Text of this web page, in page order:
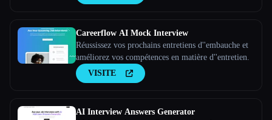
Careerflow AI Mock Interview
Réussissez vos prochains entretiens d''embauche et
améliorez vos compétences en matière d''entretien.
VISITE
AI Interview Answers Generator